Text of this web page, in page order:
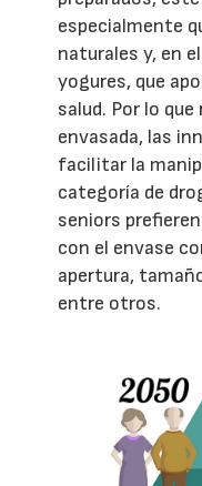
especialmente
naturales y, en
yogures, que
salud. Por lo
envasada, las
facilitar la
categoría de
seniors
con el envase
apertura,
entre otros.